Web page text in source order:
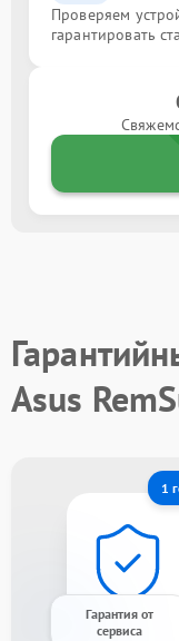
Проверяем
гарантировать
Asus
1
Гарантия от
сервиса